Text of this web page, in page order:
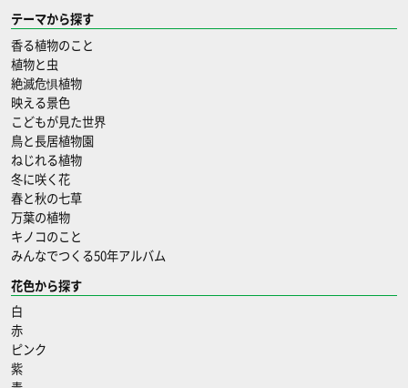
テーマから探す
香る植物のこと
植物と虫
絶滅危惧植物
映える景色
こどもが見た世界
鳥と長居植物園
ねじれる植物
冬に咲く花
春と秋の七草
万葉の植物
キノコのこと
みんなでつくる50年アルバム
花色から探す
白
赤
ピンク
紫